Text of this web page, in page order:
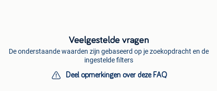
Veelgestelde vragen
De onderstaande waarden zijn gebaseerd op je zoekopdracht en de
ingestelde filters
Deel opmerkingen over deze FAQ